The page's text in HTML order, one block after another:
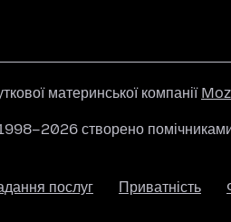
материнської компанії
створено
послуг Приватність